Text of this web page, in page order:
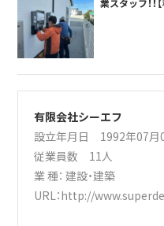
業スタッフ！！
有限会社シーエフ
設立年月日 1992年07
従業員数 11人
業 種：建設・建築
URL：http://